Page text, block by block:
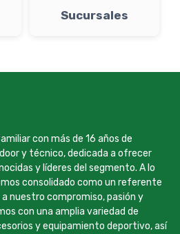
Sucursales
con más de 16 años de
y técnico, dedicada a ofrecer
y líderes del segmento. A lo
consolidado como un referente
nuestro compromiso, pasión y
con una amplia variedad de
y equipamiento deportivo, así